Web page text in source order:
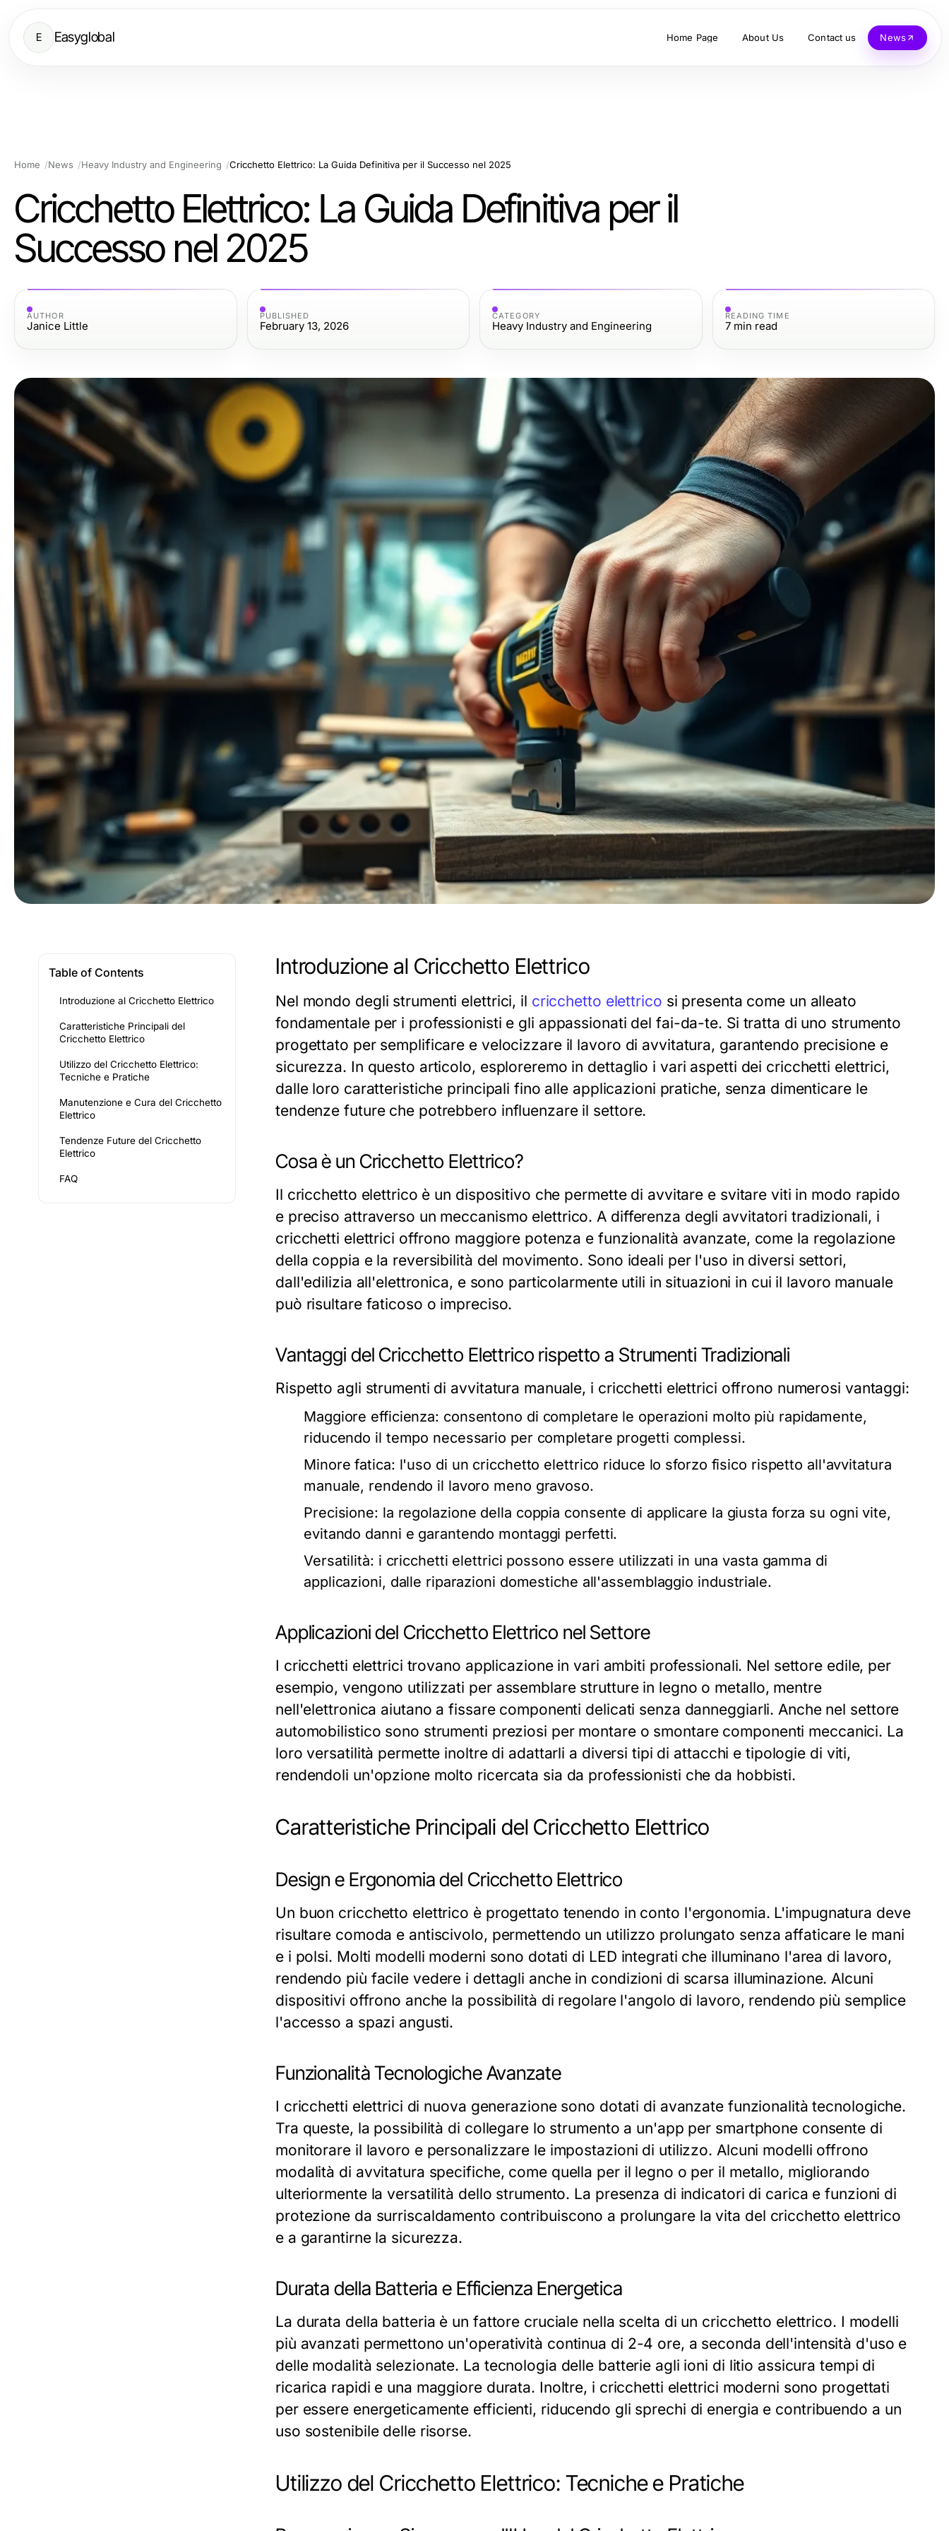
E Easyglobal Home Page About Us Contact us News
Home News Heavy Industry and Engineering Cricchetto Elettrico: La Guida Definitiva per il Successo nel 2025
Cricchetto Elettrico: La Guida Definitiva per il
Successo nel 2025
AUTHOR
Janice Little
PUBLISHED
February 13, 2026
CATEGORY
Heavy Industry and Engineering
READING TIME
7 min read
Table of Contents
Introduzione al Cricchetto Elettrico
Caratteristiche Principali del
Cricchetto Elettrico
Utilizzo del Cricchetto Elettrico:
Tecniche e Pratiche
Manutenzione e Cura del Cricchetto
Elettrico
Tendenze Future del Cricchetto
Elettrico
FAQ
Introduzione al Cricchetto Elettrico
Nel mondo degli strumenti elettrici, il cricchetto elettrico si presenta come un alleato
fondamentale per i professionisti e gli appassionati del fai-da-te. Si tratta di uno strumento
progettato per semplificare e velocizzare il lavoro di avvitatura, garantendo precisione e
sicurezza. In questo articolo, esploreremo in dettaglio i vari aspetti dei cricchetti elettrici,
dalle loro caratteristiche principali fino alle applicazioni pratiche, senza dimenticare le
tendenze future che potrebbero influenzare il settore.
Cosa è un Cricchetto Elettrico?
Il cricchetto elettrico è un dispositivo che permette di avvitare e svitare viti in modo rapido
e preciso attraverso un meccanismo elettrico. A differenza degli avvitatori tradizionali, i
cricchetti elettrici offrono maggiore potenza e funzionalità avanzate, come la regolazione
della coppia e la reversibilità del movimento. Sono ideali per l'uso in diversi settori,
dall'edilizia all'elettronica, e sono particolarmente utili in situazioni in cui il lavoro manuale
può risultare faticoso o impreciso.
Vantaggi del Cricchetto Elettrico rispetto a Strumenti Tradizionali
Rispetto agli strumenti di avvitatura manuale, i cricchetti elettrici offrono numerosi vantaggi:
Maggiore efficienza: consentono di completare le operazioni molto più rapidamente,
riducendo il tempo necessario per completare progetti complessi.
Minore fatica: l'uso di un cricchetto elettrico riduce lo sforzo fisico rispetto all'avvitatura
manuale, rendendo il lavoro meno gravoso.
Precisione: la regolazione della coppia consente di applicare la giusta forza su ogni vite,
evitando danni e garantendo montaggi perfetti.
Versatilità: i cricchetti elettrici possono essere utilizzati in una vasta gamma di
applicazioni, dalle riparazioni domestiche all'assemblaggio industriale.
Applicazioni del Cricchetto Elettrico nel Settore
I cricchetti elettrici trovano applicazione in vari ambiti professionali. Nel settore edile, per
esempio, vengono utilizzati per assemblare strutture in legno o metallo, mentre
nell'elettronica aiutano a fissare componenti delicati senza danneggiarli. Anche nel settore
automobilistico sono strumenti preziosi per montare o smontare componenti meccanici. La
loro versatilità permette inoltre di adattarli a diversi tipi di attacchi e tipologie di viti,
rendendoli un'opzione molto ricercata sia da professionisti che da hobbisti.
Caratteristiche Principali del Cricchetto Elettrico
Design e Ergonomia del Cricchetto Elettrico
Un buon cricchetto elettrico è progettato tenendo in conto l'ergonomia. L'impugnatura deve
risultare comoda e antiscivolo, permettendo un utilizzo prolungato senza affaticare le mani
e i polsi. Molti modelli moderni sono dotati di LED integrati che illuminano l'area di lavoro,
rendendo più facile vedere i dettagli anche in condizioni di scarsa illuminazione. Alcuni
dispositivi offrono anche la possibilità di regolare l'angolo di lavoro, rendendo più semplice
l'accesso a spazi angusti.
Funzionalità Tecnologiche Avanzate
I cricchetti elettrici di nuova generazione sono dotati di avanzate funzionalità tecnologiche.
Tra queste, la possibilità di collegare lo strumento a un'app per smartphone consente di
monitorare il lavoro e personalizzare le impostazioni di utilizzo. Alcuni modelli offrono
modalità di avvitatura specifiche, come quella per il legno o per il metallo, migliorando
ulteriormente la versatilità dello strumento. La presenza di indicatori di carica e funzioni di
protezione da surriscaldamento contribuiscono a prolungare la vita del cricchetto elettrico
e a garantirne la sicurezza.
Durata della Batteria e Efficienza Energetica
La durata della batteria è un fattore cruciale nella scelta di un cricchetto elettrico. I modelli
più avanzati permettono un'operatività continua di 2-4 ore, a seconda dell'intensità d'uso e
delle modalità selezionate. La tecnologia delle batterie agli ioni di litio assicura tempi di
ricarica rapidi e una maggiore durata. Inoltre, i cricchetti elettrici moderni sono progettati
per essere energeticamente efficienti, riducendo gli sprechi di energia e contribuendo a un
uso sostenibile delle risorse.
Utilizzo del Cricchetto Elettrico: Tecniche e Pratiche